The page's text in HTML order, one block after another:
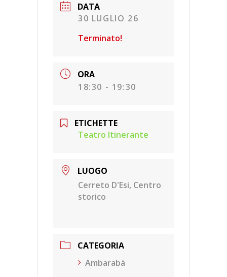
DATA
30 LUGLIO 26
Terminato!
ORA
18:30 - 19:30
ETICHETTE
Teatro Itinerante
LUOGO
Cerreto D'Esi, Centro
storico
CATEGORIA
Ambarabà